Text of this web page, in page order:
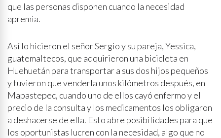
que las personas disponen cuando la necesidad
apremia.
Así lo hicieron el señor Sergio y su pareja, Yessica,
guatemaltecos, que adquirieron una bicicleta en
Huehuetán para transportar a sus dos hijos pequeños
y tuvieron que venderla unos kilómetros después, en
Mapastepec, cuando uno de ellos cayó enfermo y el
precio de la consulta y los medicamentos los obligaron
a deshacerse de ella. Esto abre posibilidades para que
los oportunistas lucren con la necesidad, algo que no